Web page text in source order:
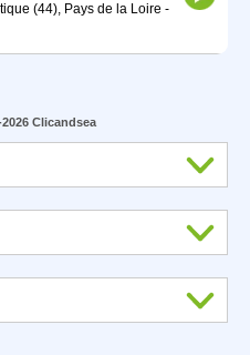
(44), Pays de la Loire -
Clicandsea